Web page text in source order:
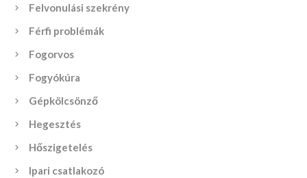
Felvonulási szekrény
Férfi problémák
Fogorvos
Fogyókúra
Gépkölcsönző
Hegesztés
Hőszigetelés
Ipari csatlakozó